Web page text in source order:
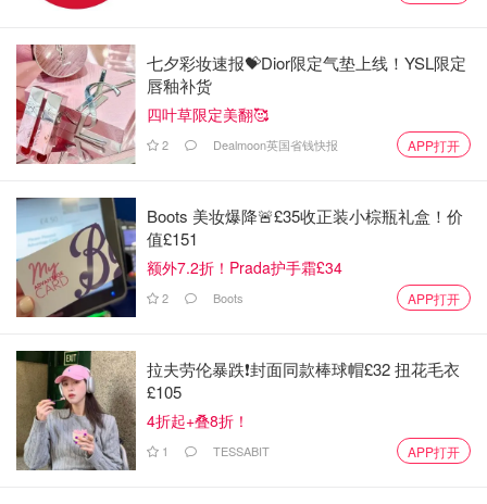
这位女士说：'当时非常吓人......然后他们在我们能看到更多
另一位住在附近的居民说，他们在早上 6 点左右听到了'非
常响亮的拍击声'。
我不确定那是什么声音，但我没听到有人尖叫。现场一片死
七夕彩妆速报💝Dior限定气垫上线！YSL限定
唇釉补货
四叶草限定美翻🥰
2 Dealmoon英国省钱快报 APP打开
Boots 美妆爆降🚨£35收正装小棕瓶礼盒！价
值£151
额外7.2折！Prada护手霜£34
2 Boots APP打开
拉夫劳伦暴跌❗️封面同款棒球帽£32 扭花毛衣
£105
4折起+叠8折！
1 TESSABIT APP打开